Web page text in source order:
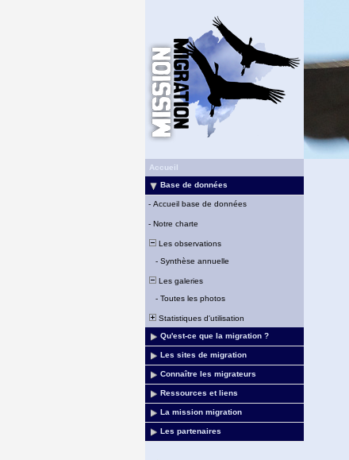
Accueil
Base de données
- Accueil base de données
- Notre charte
Les observations
- Synthèse annuelle
Les galeries
- Toutes les photos
Statistiques d'utilisation
Qu'est-ce que la migration ?
Les sites de migration
Connaître les migrateurs
Ressources et liens
La mission migration
Les partenaires